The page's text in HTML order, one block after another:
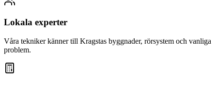
Lokala experter
Våra tekniker känner till Kragstas byggnader, rörsystem och vanliga
problem.